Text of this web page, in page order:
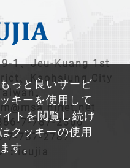
っと良いサービ
キーを使用して
トを閲覧し続け
クッキーの使用
す。
1、Jeu-Kuang 1st
、Kaohsiung City
。
7-787-2366
7-787-2787
：ioujia